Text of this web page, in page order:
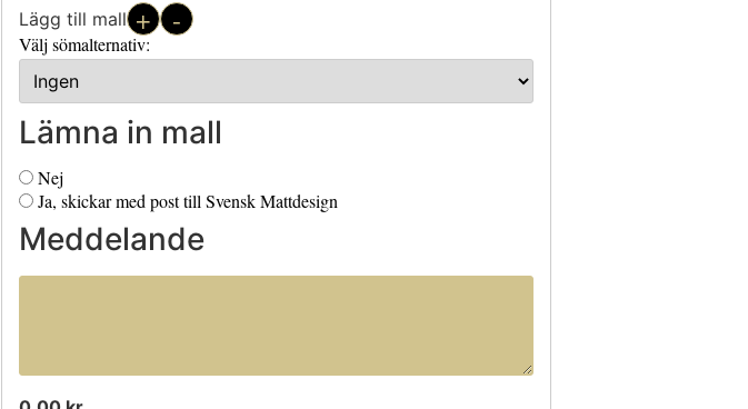
Lägg till mall + -
Välj sömalternativ:
Lämna in mall
Nej
Ja, skickar med post till Svensk Mattdesign
Meddelande